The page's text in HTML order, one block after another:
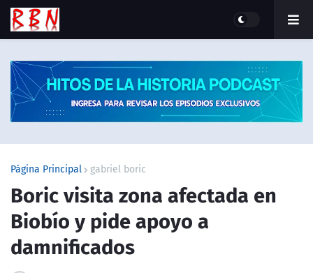
Página Principal gabriel boric
Boric visita zona afectada en
Biobío y pide apoyo a
damnificados